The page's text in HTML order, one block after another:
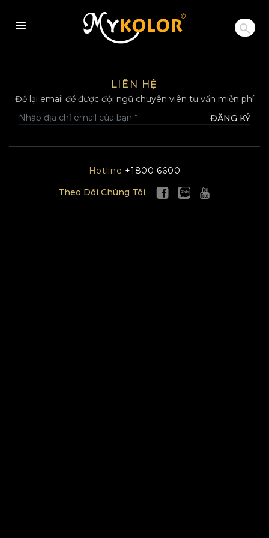
MYKOLOR
LIÊN HỆ
Để lại email để được đội ngũ chuyên viên tư vấn miễn phí
ĐĂNG KÝ
Hotline +1800 6600
Theo Dõi Chúng Tôi